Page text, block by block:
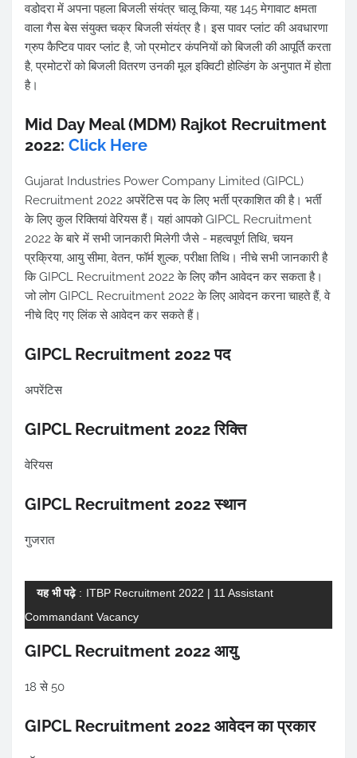
वडोदरा में अपना पहला बिजली संयंत्र चालू किया, यह 145 मेगावाट क्षमता
वाला गैस बेस संयुक्त चक्र बिजली संयंत्र है। इस पावर प्लांट की अवधारणा
ग्रुप कैप्टिव पावर प्लांट है, जो प्रमोटर कंपनियों को बिजली की आपूर्ति करता
है, प्रमोटरों को बिजली वितरण उनकी मूल इक्विटी होल्डिंग के अनुपात में होता
है।
Mid Day Meal (MDM) Rajkot Recruitment
2022: Click Here
Gujarat Industries Power Company Limited (GIPCL)
Recruitment 2022 अपरेंटिस पद के लिए भर्ती प्रकाशित की है। भर्ती
के लिए कुल रिक्तियां वेरियस हैं। यहां आपको GIPCL Recruitment
2022 के बारे में सभी जानकारी मिलेगी जैसे - महत्वपूर्ण तिथि, चयन
प्रक्रिया, आयु सीमा, वेतन, फॉर्म शुल्क, परीक्षा तिथि। नीचे सभी जानकारी है
कि GIPCL Recruitment 2022 के लिए कौन आवेदन कर सकता है।
जो लोग GIPCL Recruitment 2022 के लिए आवेदन करना चाहते हैं, वे
नीचे दिए गए लिंक से आवेदन कर सकते हैं।
GIPCL Recruitment 2022 पद
अपरेंटिस
GIPCL Recruitment 2022 रिक्ति
वेरियस
GIPCL Recruitment 2022 स्थान
गुजरात
यह भी पढ़े: ITBP Recruitment 2022 | 11 Assistant
Commandant Vacancy
GIPCL Recruitment 2022 आयु
18 से 50
GIPCL Recruitment 2022 आवेदन का प्रकार